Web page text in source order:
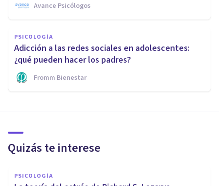
Avance Psicólogos
PSICOLOGÍA
Adicción a las redes sociales en adolescentes:
¿qué pueden hacer los padres?
Fromm Bienestar
Quizás te interese
PSICOLOGÍA